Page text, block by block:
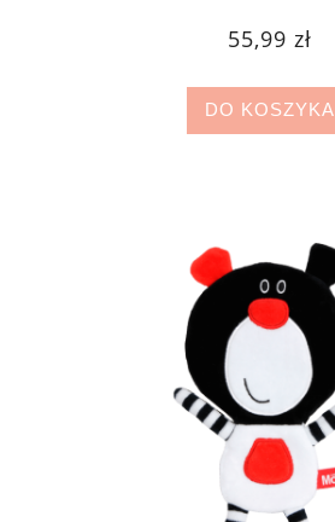
55,99 zł
DO KOSZYKA